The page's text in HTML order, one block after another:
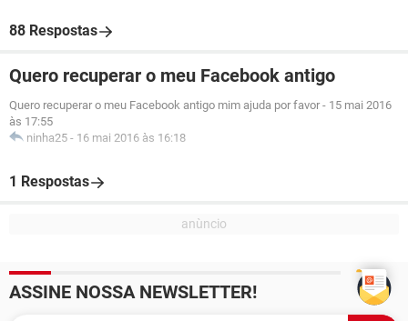
88 Respostas
Quero recuperar o meu Facebook antigo
Quero recuperar o meu Facebook antigo mim ajuda por favor - 15 mai 2016
às 17:55
ninha25 - 16 mai 2016 às 16:18
1 Respostas
ASSINE NOSSA NEWSLETTER!